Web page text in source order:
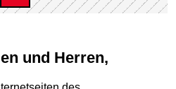
und Herren,